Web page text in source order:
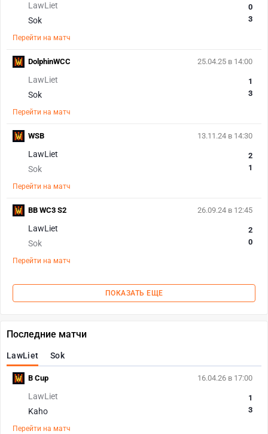
LawLiet
Sok
0
3
Перейти на матч
25.04.25 в 14:00
LawLiet
Sok
1
3
Перейти на матч
DolphinWCC
13.11.24 в 14:30
LawLiet
Sok
2
1
Перейти на матч
WSB
26.09.24 в 12:45
LawLiet
Sok
2
0
Перейти на матч
BB WC3 S2
ПОКАЗАТЬ ЕЩЕ
Последние матчи
LawLiet Sok
16.04.26 в 17:00
LawLiet
Kaho
1
3
Перейти на матч
B Cup